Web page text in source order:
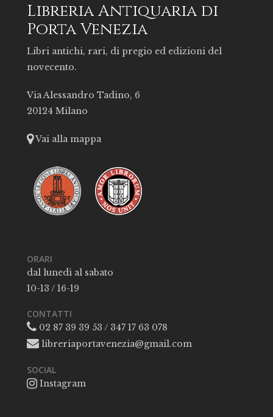
Libreria Antiquaria di
Porta Venezia
Libri antichi, rari, di pregio ed edizioni del
novecento.
Via Alessandro Tadino, 6
20124 Milano
Vai alla mappa
ORARI
dal lunedì al sabato
10-13 / 16-19
CONTATTI
02 87 39 39 53 / 347 17 63 078
libreriaportavenezia@gmail.com
SOCIAL
Instagram